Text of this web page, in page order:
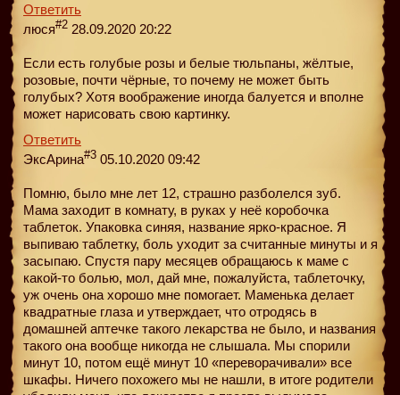
Ответить
люся#2 28.09.2020 20:22
Если есть голубые розы и белые тюльпаны, жёлтые,
розовые, почти чёрные, то почему не может быть
голубых? Хотя воображение иногда балуется и вполне
может нарисовать свою картинку.
Ответить
ЭксАрина#3 05.10.2020 09:42
Помню, было мне лет 12, страшно разболелся зуб.
Мама заходит в комнату, в руках у неё коробочка
таблеток. Упаковка синяя, название ярко-красное. Я
выпиваю таблетку, боль уходит за считанные минуты и я
засыпаю. Спустя пару месяцев обращаюсь к маме с
какой-то болью, мол, дай мне, пожалуйста, таблеточку,
уж очень она хорошо мне помогает. Маменька делает
квадратные глаза и утверждает, что отродясь в
домашней аптечке такого лекарства не было, и названия
такого она вообще никогда не слышала. Мы спорили
минут 10, потом ещё минут 10 «переворачивали» все
шкафы. Ничего похожего мы не нашли, в итоге родители